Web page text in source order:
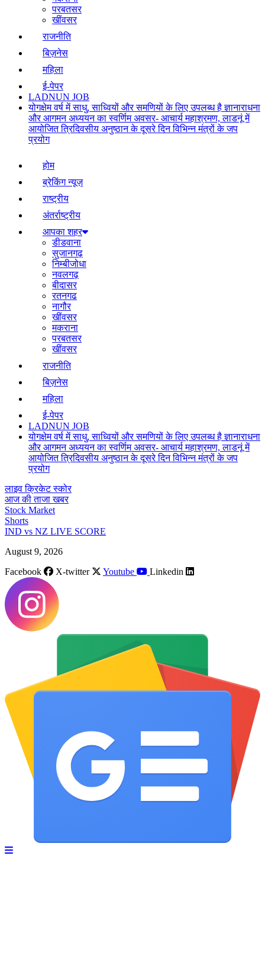
परबतसर
खींवसर
राजनीति
बिज़नेस
महिला
ई-पेपर
LADNUN JOB
योगक्षेम वर्ष में साधु, साध्वियों और समणियों के लिए उपलब्ध है ज्ञानाराधना
और आगमन अध्ययन का स्वर्णिम अवसर- आचार्य महाश्रमण, लाडनूं में
आयोजित त्रिदिवसीय अनुष्ठान के दूसरे दिन विभिन्न मंत्रों के जप
प्रयोग
होम
ब्रेकिंग न्यूज़
राष्ट्रीय
अंतर्राष्ट्रीय
आपका शहर
डीडवाना
सुजानगढ़
निम्बीजोधा
नवलगढ़
बीदासर
रतनगढ
नागौर
खींवसर
मकराना
परबतसर
खींवसर
राजनीति
बिज़नेस
महिला
ई-पेपर
LADNUN JOB
योगक्षेम वर्ष में साधु, साध्वियों और समणियों के लिए उपलब्ध है ज्ञानाराधना
और आगमन अध्ययन का स्वर्णिम अवसर- आचार्य महाश्रमण, लाडनूं में
आयोजित त्रिदिवसीय अनुष्ठान के दूसरे दिन विभिन्न मंत्रों के जप
प्रयोग
लाइव क्रिकेट स्कोर
आज की ताजा खबर
Stock Market
Shorts
IND vs NZ LIVE SCORE
August 9, 2026
Facebook
X-twitter Youtube Linkedin